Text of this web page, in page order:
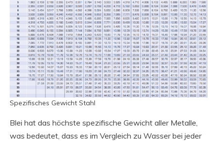
Spezifisches Gewicht Stahl
Blei hat das höchste spezifische Gewicht aller Metalle,
was bedeutet, dass es im Vergleich zu Wasser bei jeder